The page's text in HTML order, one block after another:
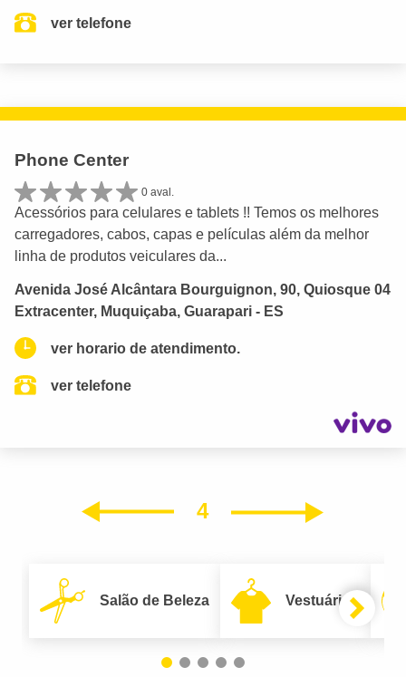
ver telefone
Phone Center
0 aval.
Acessórios para celulares e tablets !! Temos os melhores
carregadores, cabos, capas e películas além da melhor
linha de produtos veiculares da...
Avenida José Alcântara Bourguignon, 90, Quiosque 04
Extracenter, Muquiçaba, Guarapari - ES
ver horario de atendimento.
ver telefone
4
Salão de Beleza Vestuário